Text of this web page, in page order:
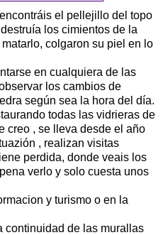
el pellejillo del topo
destruía los cimientos de la
colgaron su piel en lo
en cualquiera de las
los cambios de
según sea la hora del día.
todas las vidrieras de
creo , se lleva desde el año
, realizan visitas
perdida, donde veais los
verlo y solo cuesta unos
y turismo o en la
continuidad de las murallas